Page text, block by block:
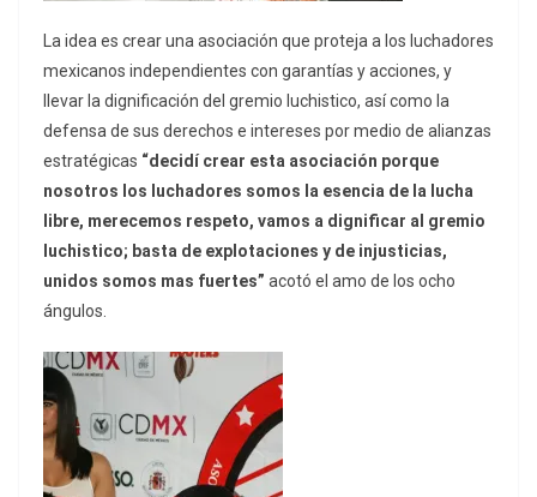
La idea es crear una asociación que proteja a los luchadores
mexicanos independientes con garantías y acciones, y
llevar la dignificación del gremio luchistico, así como la
defensa de sus derechos e intereses por medio de alianzas
estratégicas “decidí crear esta asociación porque
nosotros los luchadores somos la esencia de la lucha
libre, merecemos respeto, vamos a dignificar al gremio
luchistico; basta de explotaciones y de injusticias,
unidos somos mas fuertes” acotó el amo de los ocho
ángulos.